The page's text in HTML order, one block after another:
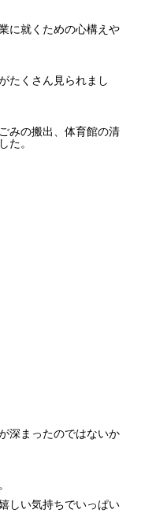
に就くための心構えや
たくさん見られまし
みの搬出、体育館の清
た。
深まったのではないか
しい気持ちでいっぱい